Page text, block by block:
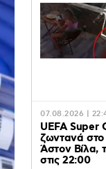
07.08.2026 |
UEFA Super
ζωντανά
Άστον Βίλα,
στις 22:00